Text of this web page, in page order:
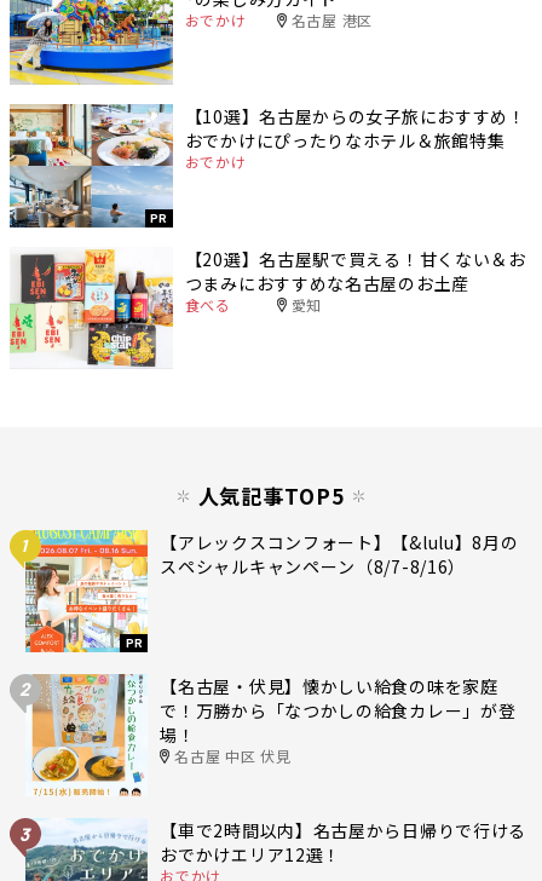
おでかけ 名古屋 港区
PR
【10選】名古屋からの女子旅におすすめ！
おでかけにぴったりなホテル＆旅館特集
おでかけ
【20選】名古屋駅で買える！甘くない＆お
つまみにおすすめな名古屋のお土産
食べる 愛知
人気記事TOP5
1
PR
【アレックスコンフォート】【&lulu】8月の
スペシャルキャンペーン（8/7-8/16）
2
【名古屋・伏見】懐かしい給食の味を家庭
で！万勝から「なつかしの給食カレー」が登
場！
名古屋 中区 伏見
3
【車で2時間以内】名古屋から日帰りで行ける
おでかけエリア12選！
おでかけ